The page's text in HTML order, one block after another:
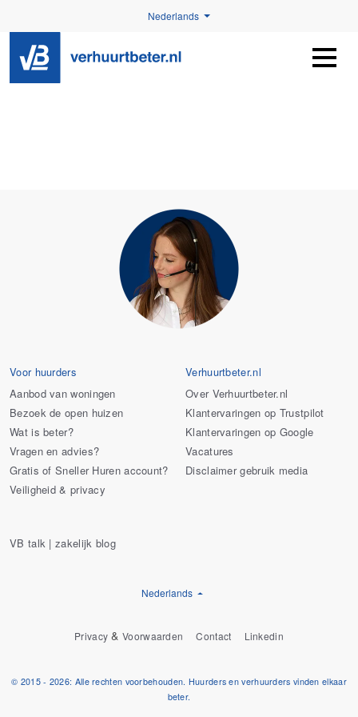
Nederlands
Voor huurders
Aanbod van woningen
Bezoek de open huizen
Wat is beter?
Vragen en advies?
Gratis of Sneller Huren account?
Veiligheid & privacy
Verhuurtbeter.nl
Over Verhuurtbeter.nl
Klantervaringen op Trustpilot
Klantervaringen op Google
Vacatures
Disclaimer gebruik media
VB talk | zakelijk blog
Nederlands
Privacy &Voorwaarden Contact Linkedin
© 2015 - 2026: Alle rechten voorbehouden. Huurders en verhuurders vinden elkaar
beter.